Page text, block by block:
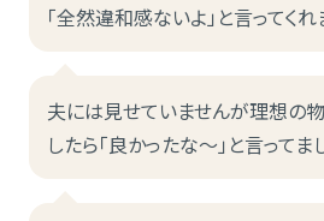
「全然違和感ないよ」と言ってくれ
夫には見せていませんが理想の
したら「良かったな〜」と言ってま